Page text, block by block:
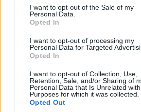
services and may gather and store
not limited to your visit or usage
grant or deny consent to Google and its
consent section.
I want to opt-out of the Sale of my
Personal Data.
Opted In
I want to opt-out of processing my
Personal Data for Targeted
Opted In
I want to opt-out of Collection, Use,
Retention, Sale, and/or Sharing of
Personal Data that Is Unrelated
Purposes for which it was collected.
Opted Out
Da Kiev a Roma, istruzioni per